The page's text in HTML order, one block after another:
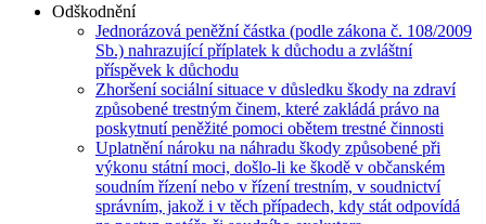
Odškodnění
Jednorázová peněžní částka (podle zákona č. 108/2009
Sb.) nahrazující příplatek k důchodu a zvláštní
příspěvek k důchodu
Zhoršení sociální situace v důsledku škody na zdraví
způsobené trestným činem, které zakládá právo na
poskytnutí peněžité pomoci obětem trestné činnosti
Uplatnění nároku na náhradu škody způsobené při
výkonu státní moci, došlo-li ke škodě v občanském
soudním řízení nebo v řízení trestním, v soudnictví
správním, jakož i v těch případech, kdy stát odpovídá